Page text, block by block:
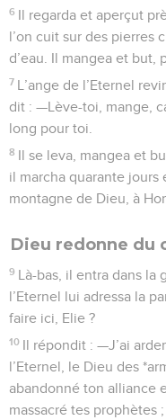
6 Il regarda et aperçut
l’on cuit sur des pierres
d’eau. Il mangea et but,
7 L’ange de l’Eternel
dit : —Lève-toi, mange,
long pour toi.
8 Il se leva, mangea et
il marcha quarante jours
montagne de Dieu, à
Dieu redonne du
9 Là-bas, il entra dans la
l’Eternel lui adressa la
faire ici, Elie ?
10 Il répondit : —J’ai
l’Eternel, le Dieu des
abandonné ton alliance
massacré tes prophètes